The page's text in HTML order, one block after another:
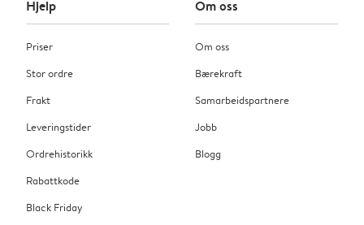
Hjelp
Priser
Stor ordre
Frakt
Leveringstider
Ordrehistorikk
Rabattkode
Black Friday
Om oss
Om oss
Bærekraft
Samarbeidspartnere
Jobb
Blogg